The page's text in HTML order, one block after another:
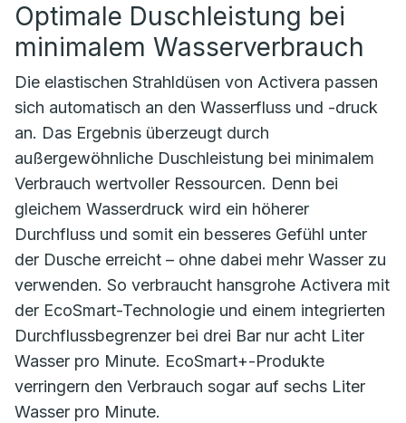
Optimale Duschleistung bei
minimalem Wasserverbrauch
Die elastischen Strahldüsen von Activera passen
sich automatisch an den Wasserfluss und -druck
an. Das Ergebnis überzeugt durch
außergewöhnliche Duschleistung bei minimalem
Verbrauch wertvoller Ressourcen. Denn bei
gleichem Wasserdruck wird ein höherer
Durchfluss und somit ein besseres Gefühl unter
der Dusche erreicht – ohne dabei mehr Wasser zu
verwenden. So verbraucht hansgrohe Activera mit
der EcoSmart-Technologie und einem integrierten
Durchflussbegrenzer bei drei Bar nur acht Liter
Wasser pro Minute. EcoSmart+-Produkte
verringern den Verbrauch sogar auf sechs Liter
Wasser pro Minute.